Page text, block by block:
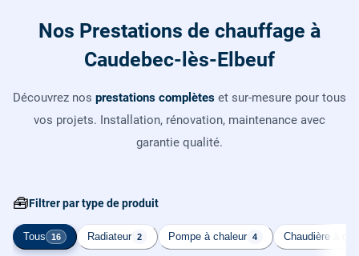
Nos Prestations de chauffage à
Caudebec-lès-Elbeuf
Découvrez nos prestations complètes et sur-mesure pour tous
vos projets. Installation, rénovation, maintenance avec
garantie qualité.
🧰Filtrer par type de produit
Tous 16 Radiateur 2 Pompe à chaleur 4 Chaudière à gaz